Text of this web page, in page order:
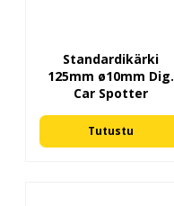
Standardikärki
125mm ø10mm Dig.
Car Spotter
Tutustu